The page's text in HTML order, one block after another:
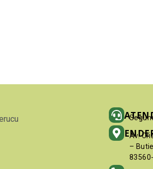
Av.
–